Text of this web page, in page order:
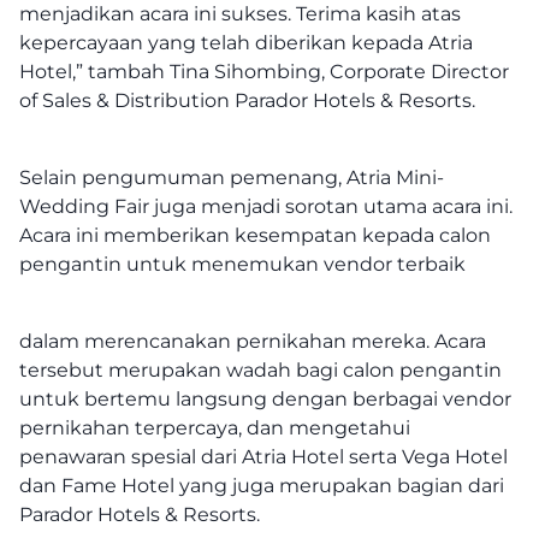
menjadikan acara ini sukses. Terima kasih atas
kepercayaan yang telah diberikan kepada Atria
Hotel,” tambah Tina Sihombing, Corporate Director
of Sales & Distribution Parador Hotels & Resorts.
Selain pengumuman pemenang, Atria Mini-
Wedding Fair juga menjadi sorotan utama acara ini.
Acara ini memberikan kesempatan kepada calon
pengantin untuk menemukan vendor terbaik
dalam merencanakan pernikahan mereka. Acara
tersebut merupakan wadah bagi calon pengantin
untuk bertemu langsung dengan berbagai vendor
pernikahan terpercaya, dan mengetahui
penawaran spesial dari Atria Hotel serta Vega Hotel
dan Fame Hotel yang juga merupakan bagian dari
Parador Hotels & Resorts.